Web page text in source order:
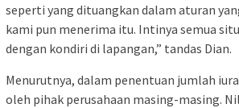
seperti yang dituangkan dalam aturan
kami pun menerima itu. Intinya semua
dengan kondiri di lapangan,” tandas Dian.
Menurutnya, dalam penentuan jumlah
oleh pihak perusahaan masing-masing.